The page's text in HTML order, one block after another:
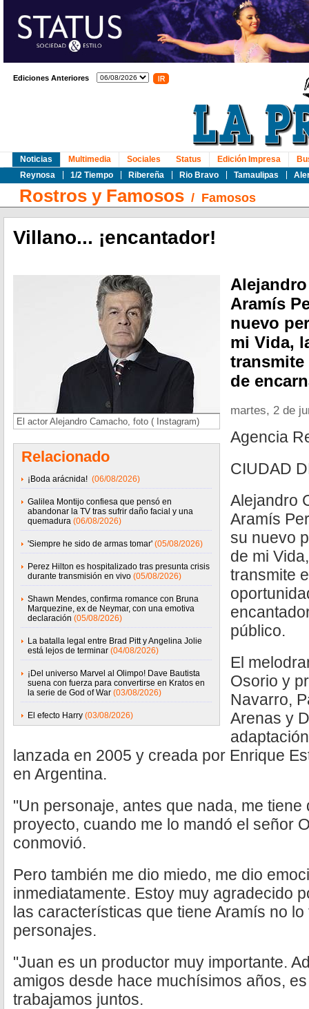
Ediciones Anteriores
Noticias
Reynosa
1/2 Tiempo Ribereña Rio Bravo Tamaulipas
Multimedia Sociales Status Edición Impresa
Rostros y Famosos / Famosos
Villano... ¡encantador!
El actor Alejandro Camacho, foto ( Instagram)
Relacionado
¡Boda arácnida! (06/08/2026)
Galilea Montijo confiesa que pensó en
abandonar la TV tras sufrir daño facial y una
quemadura (06/08/2026)
'Siempre he sido de armas tomar' (05/08/2026)
Perez Hilton es hospitalizado tras presunta crisis
durante transmisión en vivo (05/08/2026)
Shawn Mendes, confirma romance con Bruna
Marquezine, ex de Neymar, con una emotiva
declaración (05/08/2026)
La batalla legal entre Brad Pitt y Angelina Jolie
está lejos de terminar (04/08/2026)
¡Del universo Marvel al Olimpo! Dave Bautista
suena con fuerza para convertirse en Kratos en
la serie de God of War (03/08/2026)
El efecto Harry (03/08/2026)
Aramís
nuevo
mi Vida,
transmite
de
martes, 2 de
Agencia
CIUDAD
Alejandro
Aramís
su nuevo
de mi
transmite
público.
El
Osorio y
Navarro,
Arenas y
lanzada en 2005 y creada por Enrique
en Argentina.
"Un personaje, antes que nada, me
proyecto, cuando me lo mandó el señor
conmovió.
Pero también me dio miedo, me dio
inmediatamente. Estoy muy agradecido
las características que tiene Aramís no
personajes.
"Juan es un productor muy importante.
amigos desde hace muchísimos años,
trabajamos juntos.